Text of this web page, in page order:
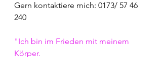
Gern kontaktiere mich: 0173/ 57 46
240
"Ich bin im Frieden mit meinem
Körper.